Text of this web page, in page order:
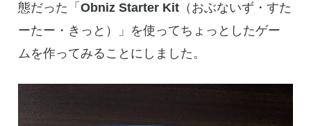
態だった「Obniz Starter Kit （おぶないず・すた
ーたー・きっと）」を使ってちょっとしたゲー
ムを作ってみることにしました。